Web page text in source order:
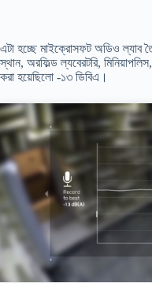
এটা হচ্ছে মাইক্রোসফট অডিও ল্যাব
স্থান, অরফিল্ড ল্যবেরটরি,
করা হয়েছিলো -১৩ ডিবিএ।